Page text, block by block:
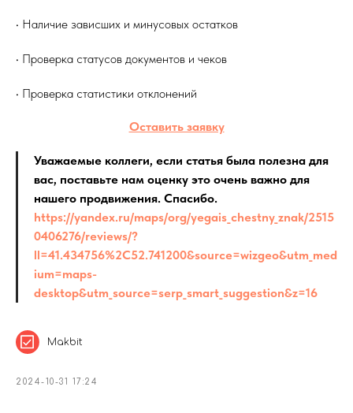
• Наличие зависших и минусовых остатков
• Проверка статусов документов и чеков
• Проверка статистики отклонений
Оставить заявку
Уважаемые коллеги, если статья была полезна для
вас, поставьте нам оценку это очень важно для
нашего продвижения. Спасибо.
https://yandex.ru/maps/org/yegais_chestny_znak/2515
0406276/reviews/?
ll=41.434756%2C52.741200&source=wizgeo&utm_med
ium=maps-
desktop&utm_source=serp_smart_suggestion&z=16
Makbit
2024-10-31 17:24